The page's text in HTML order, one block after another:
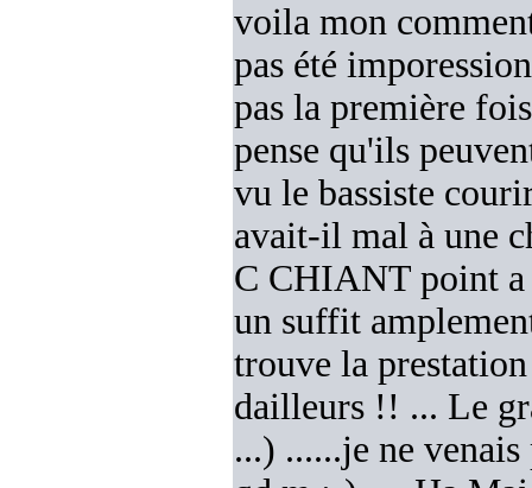
voila mon
pas été
pas la première
pense qu'ils
vu le bassiste
avait-il mal à une
C CHIANT point a
un suffit
trouve la
dailleurs !! ... Le
...) ......je ne